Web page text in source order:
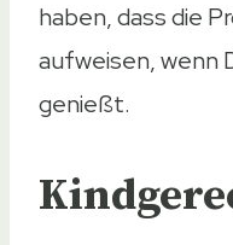
haben, dass die
aufweisen, wenn
genießt.